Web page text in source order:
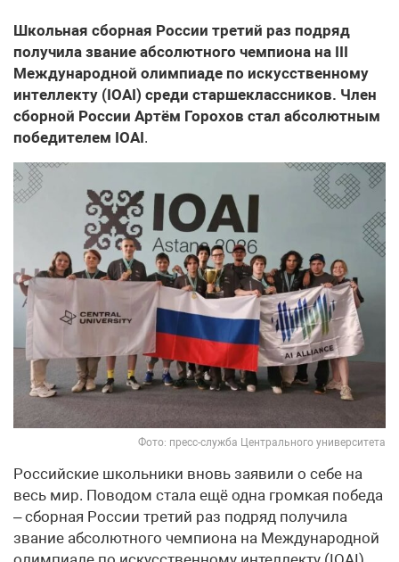
Школьная сборная России третий раз подряд
получила звание абсолютного чемпиона на III
Международной олимпиаде по искусственному
интеллекту (IOAI) среди старшеклассников. Член
сборной России Артём Горохов стал абсолютным
победителем IOAI.
Фото: пресс-служба Центрального университета
Российские школьники вновь заявили о себе на
весь мир. Поводом стала ещё одна громкая победа
– сборная России третий раз подряд получила
звание абсолютного чемпиона на Международной